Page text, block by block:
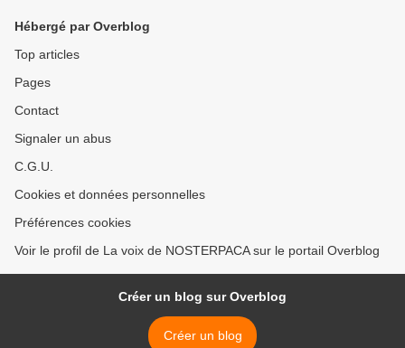
Hébergé par Overblog
Top articles
Pages
Contact
Signaler un abus
C.G.U.
Cookies et données personnelles
Préférences cookies
Voir le profil de La voix de NOSTERPACA sur le portail Overblog
Créer un blog sur Overblog
Créer un blog